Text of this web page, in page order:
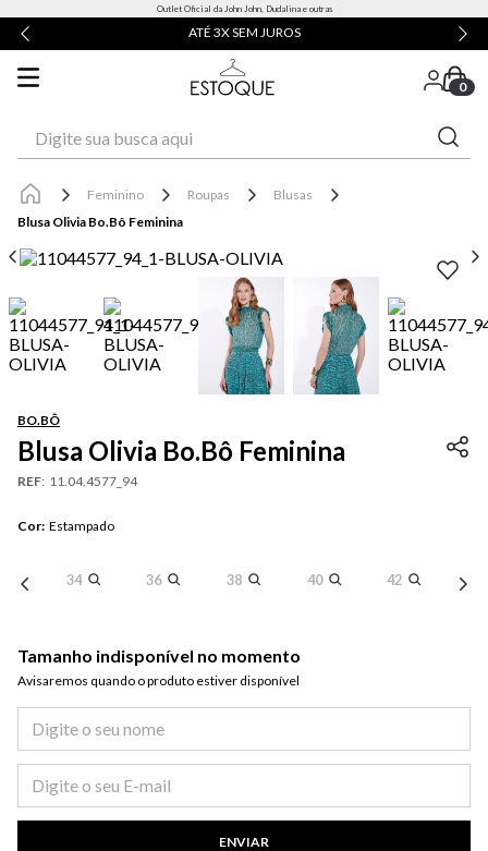
Outlet Oficial da John John, Dudalina e outras
ATÉ 3X SEM JUROS
0
Feminino Roupas
Blusas
Blusa Olivia Bo.Bô Feminina
BO.BÔ
Blusa Olivia Bo.Bô Feminina
REF: 11.04.4577_94
Cor: Estampado
34 36 38 40 42
Tamanho indisponível no momento
Avisaremos quando o produto estiver disponível​
ENVIAR